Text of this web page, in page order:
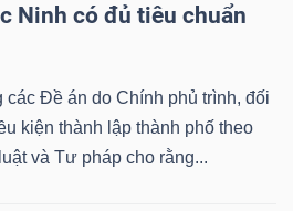
Ninh có đủ tiêu chuẩn
các Đề án do Chính phủ trình, đối
kiện thành lập thành phố theo
và Tư pháp cho rằng...